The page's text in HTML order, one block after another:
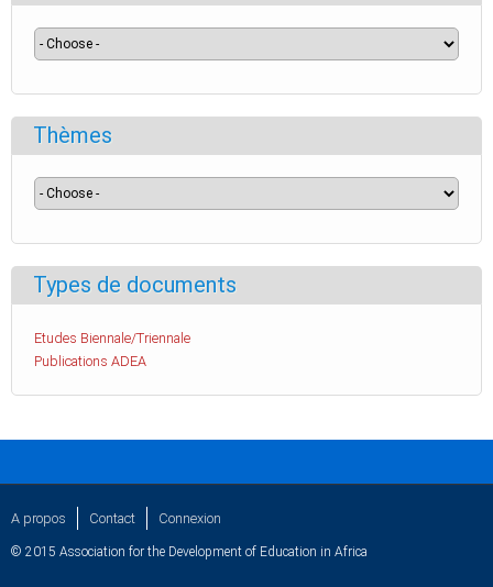
Thèmes
Types de documents
Etudes Biennale/Triennale
Publications ADEA
A propos Contact Connexion
© 2015 Association for the Development of Education in Africa